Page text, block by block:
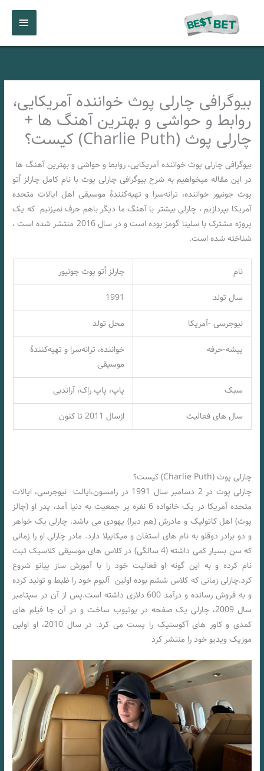
اصلی
بیوگرافی چارلی پوث خواننده آمریکایی،
روابط و حواشی و بهترین آهنگ ها +
چارلی پوث (Charlie Puth) کیست؟
بیوگرافی چارلی پوث خواننده آمریکایی، روابط و حواشی و بهترین آهنگ ها
در این مقاله میخواهیم به شرح بیوگرافی چارلی پوث با نام کامل چارلز اُتو
پوث جونیور خواننده، ترانه‌سرا و تهیه‌کنندهٔ موسیقی اهل ایالات متحده
آمریکا بپردازیم ، چارلی بیشتر با آهنگ ما دیگر باهم حرف نمیزنیم که یک
پروژه مشترک با سلینا گومز بوده است و در سال 2016 منتشر شده است ،
شناخته شده است.
نام چارلز اُتو پوث جونیور
سال تولد 1991
نیوجرسی -آمریکا محل تولد
پیشه-حرفه
خواننده، ترانه‌سرا و تهیه‌کنندهٔ
موسیقی
سبک پاپ، پاپ راک، آراندبی
سال های فعالیت ازسال 2011 تا کنون
چارلی پوث (Charlie Puth) کیست؟
چارلی پوث در 2 دسامبر سال 1991 در رامسون،ایالت نیوجرسی، ایالات
متحده آمریکا در یک خانواده 6 نفره پر جمعیت به دنیا آمد، پدر او (چالز
پوث) اهل کاتولیک و مادرش (هم دبرا) یهودی می باشد. چارلی یک خواهر
و دو برادر دوقلو به نام های استفان و میکاییلا دارد. مادر چارلی او را زمانی
که سن بسیار کمی داشته (4 سالگی) در کلاس های موسیقی کلاسیک ثبت
نام کرده و به این گونه او فعالیت خود را با آموزش ساز پیانو شروع
کرد.چارلی زمانی که کلاس ششم بوده اولین آلبوم خود را ظبط و تولید کرده
و به فروش رسانده و درآمد 600 دلاری داشته است.پس از آن در سپتامبر
سال 2009، چارلی یک صفحه در یوتیوب ساخت و در آن جا فیلم های
کمدی و کاور های آکوستیک را پست می کرد. در سال 2010، او اولین
موزیک ویدیو خود را منتشر کرد